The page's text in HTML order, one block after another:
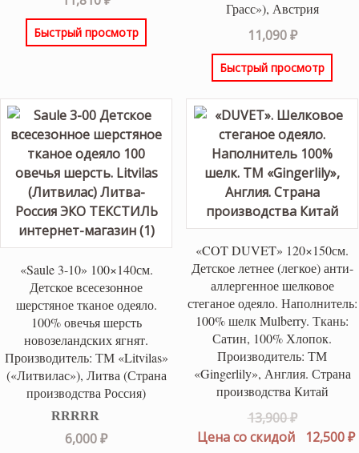
Быстрый просмотр
Грасс»), Австрия
11,090₽
Быстрый просмотр
«Saule 3-10» 100×140см.
Детское всесезонное
шерстяное тканое одеяло.
100% овечья шерсть
новозеландских ягнят.
Производитель: ТМ «Litvilas»
(«Литвилас»), Литва (Страна
производства Россия)
Оценка 5.00
из 5
6,000₽
«COT DUVET» 120×150см.
Детское летнее (легкое) анти-
аллергенное шелковое
стеганое одеяло. Наполнитель:
100% шелк Mulberry. Ткань:
Сатин, 100% Хлопок.
Производитель: ТМ
«Gingerlily», Англия. Страна
производства Китай
13,900₽
цена
Цена со скидой 12,500₽